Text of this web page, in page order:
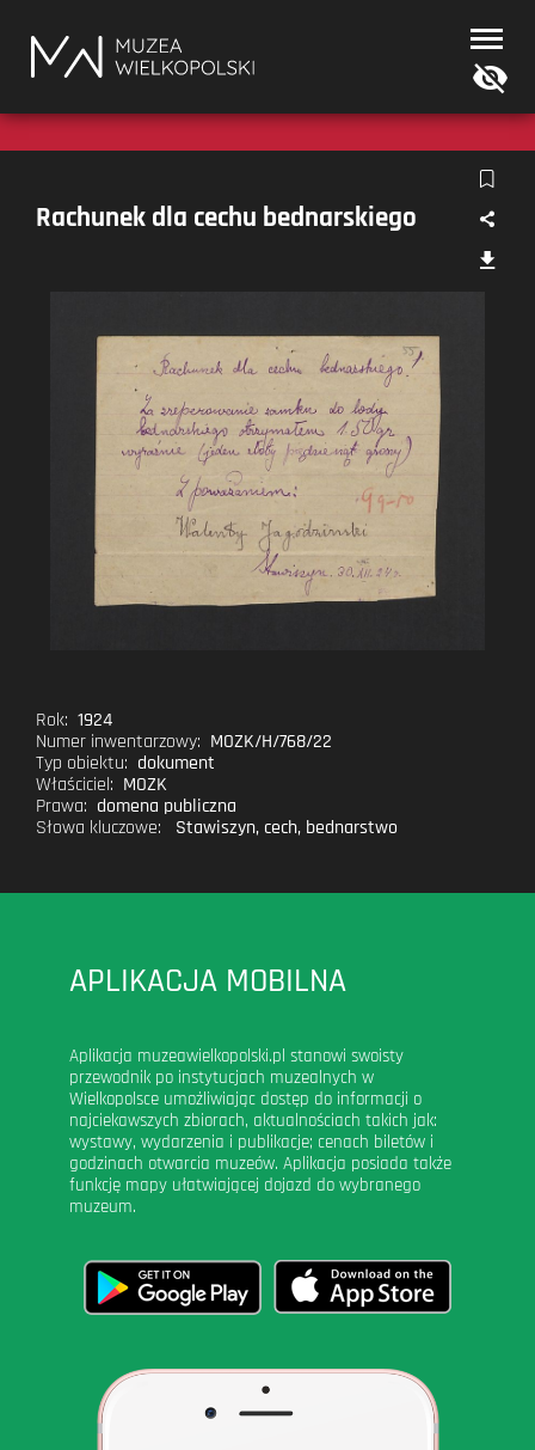
Muzea
Wielkopolski
Rachunek dla cechu bednarskiego
Rok: 1924
Numer inwentarzowy: MOZK/H/768/22
Typ obiektu: dokument
Właściciel: MOZK
Prawa: domena publiczna
Słowa kluczowe:
Stawiszyn, cech, bednarstwo
APLIKACJA MOBILNA
Aplikacja muzeawielkopolski.pl stanowi swoisty
przewodnik po instytucjach muzealnych w
Wielkopolsce umożliwiając dostęp do informacji o
najciekawszych zbiorach, aktualnościach takich jak:
wystawy, wydarzenia i publikacje; cenach biletów i
godzinach otwarcia muzeów. Aplikacja posiada także
funkcję mapy ułatwiającej dojazd do wybranego
muzeum.